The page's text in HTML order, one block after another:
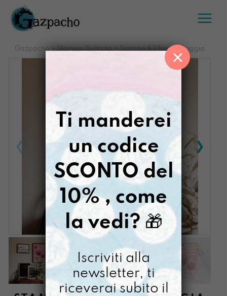
Salta
contenuto
Gazpacho > Stampa Illustrata > Stampa A3 Niente Pioggia
Ti manderei
un codice
SCONTO del
10% , come
la vedi? 🎁
Iscriviti alla
newsletter, ti
riceverai subito il
×